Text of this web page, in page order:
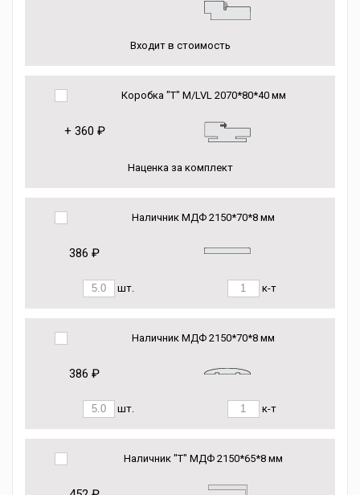
Входит в стоимость
Коробка "Т" M/LVL 2070*80*40 мм
+ 360 ₽
Наценка за комплект
Наличник МДФ 2150*70*8 мм
386 ₽
шт. к-т
Наличник МДФ 2150*70*8 мм
386 ₽
шт. к-т
Наличник "Т" МДФ 2150*65*8 мм